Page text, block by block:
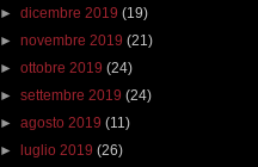
►dicembre 2019(19)
►novembre 2019(21)
►ottobre 2019(24)
►settembre 2019(24)
►agosto 2019(11)
►
luglio 2019(26)